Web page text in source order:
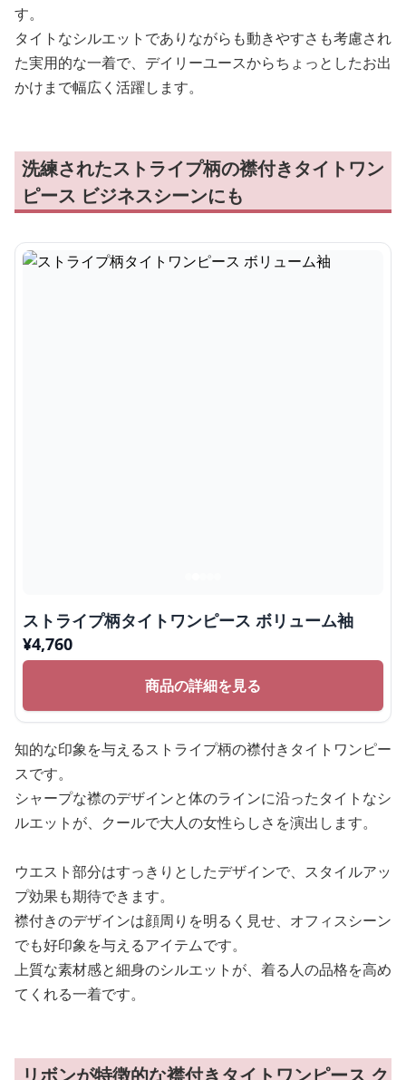
す。
タイトなシルエットでありながらも動きやすさも考慮され
た実用的な一着で、デイリーユースからちょっとしたお出
かけまで幅広く活躍します。
洗練されたストライプ柄の襟付きタイトワン
ピース ビジネスシーンにも
ストライプ柄タイトワンピース ボリューム袖
¥4,760
商品の詳細を見る
知的な印象を与えるストライプ柄の襟付きタイトワンピー
スです。
シャープな襟のデザインと体のラインに沿ったタイトなシ
ルエットが、クールで大人の女性らしさを演出します。
ウエスト部分はすっきりとしたデザインで、スタイルアッ
プ効果も期待できます。
襟付きのデザインは顔周りを明るく見せ、オフィスシーン
でも好印象を与えるアイテムです。
上質な素材感と細身のシルエットが、着る人の品格を高め
てくれる一着です。
リボンが特徴的な襟付きタイトワンピース ク